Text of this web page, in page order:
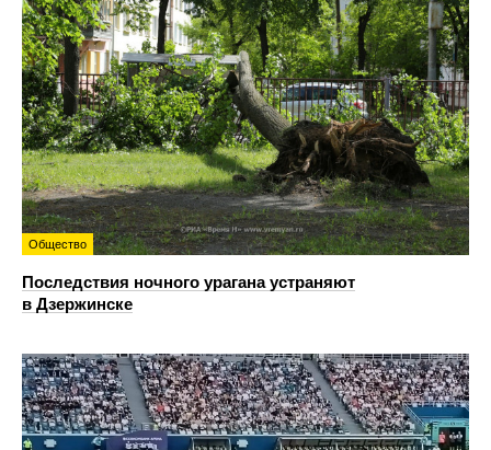
Общество
Последствия ночного урагана устраняют
в Дзержинске